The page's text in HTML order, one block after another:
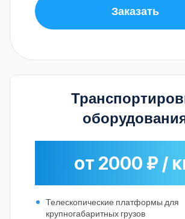
Заказать
от 2000 ₽ /
Телескопические платформы для
крупногабаритных грузов